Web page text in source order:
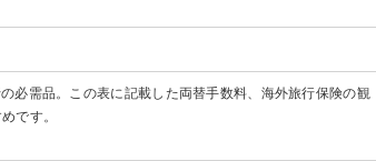
必需品。この表に記載した両替手数料、海外旅行保険の観
です。